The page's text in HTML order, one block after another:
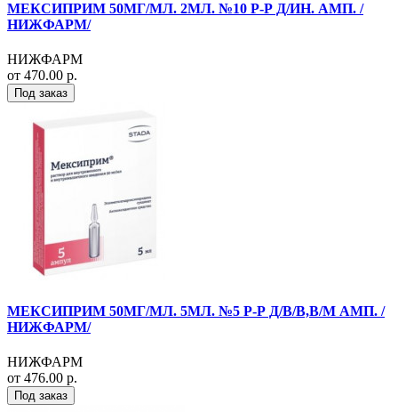
МЕКСИПРИМ 50МГ/МЛ. 2МЛ. №10 Р-Р Д/ИН. АМП. /
НИЖФАРМ/
НИЖФАРМ
от 470.00 р.
Под заказ
МЕКСИПРИМ 50МГ/МЛ. 5МЛ. №5 Р-Р Д/В/В,В/М АМП. /
НИЖФАРМ/
НИЖФАРМ
от 476.00 р.
Под заказ